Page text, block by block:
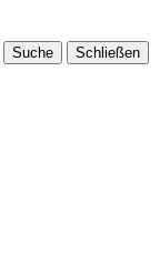
Suche
Schließen